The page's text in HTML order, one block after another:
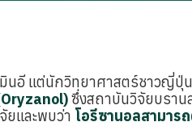
นอี แต่นักวิทยาศาสตร์ชาวญี่ปุ่
ซึ่งสถาบันวิจัยบราน
ยและพบว่า โอรีซานอลสามาร